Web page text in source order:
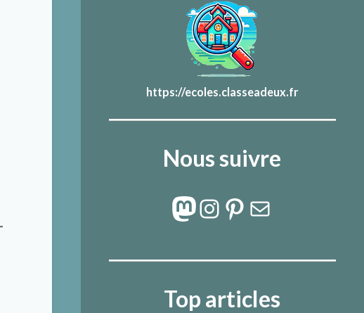
https://ecoles.classeadeux.fr
Nous suivre
Mastodon
Instagram
Pinterest
E-mail
Top articles